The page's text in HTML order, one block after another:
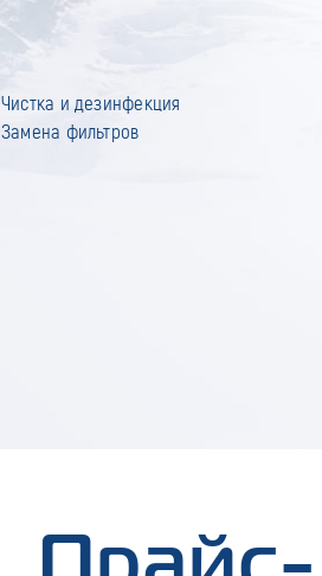
Чистка и дезинфекция
Замена фильтров